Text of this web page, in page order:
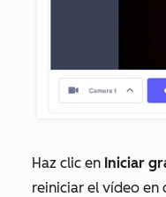
Haz clic en Iniciar
reiniciar el vídeo